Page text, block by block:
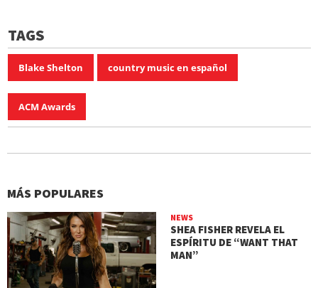
TAGS
Blake Shelton country music en español
ACM Awards
MÁS POPULARES
NEWS
SHEA FISHER REVELA EL
ESPÍRITU DE “WANT THAT
MAN”